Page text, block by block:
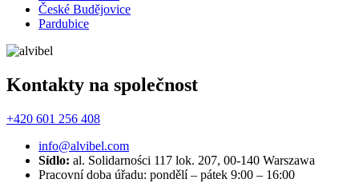
České Budějovice
Pardubice
Kontakty na společnost
+420 601 256 408
info@alvibel.com
Sídlo: al. Solidarności 117 lok. 207, 00-140 Warszawa
Pracovní doba úřadu: pondělí – pátek 9:00 – 16:00